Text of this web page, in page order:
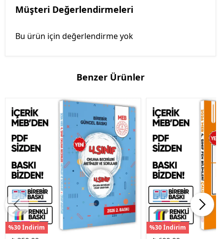
Müşteri Değerlendirmeleri
Bu ürün için değerlendirme yok
Benzer Ürünler
%30 İndirim %30 İndirim